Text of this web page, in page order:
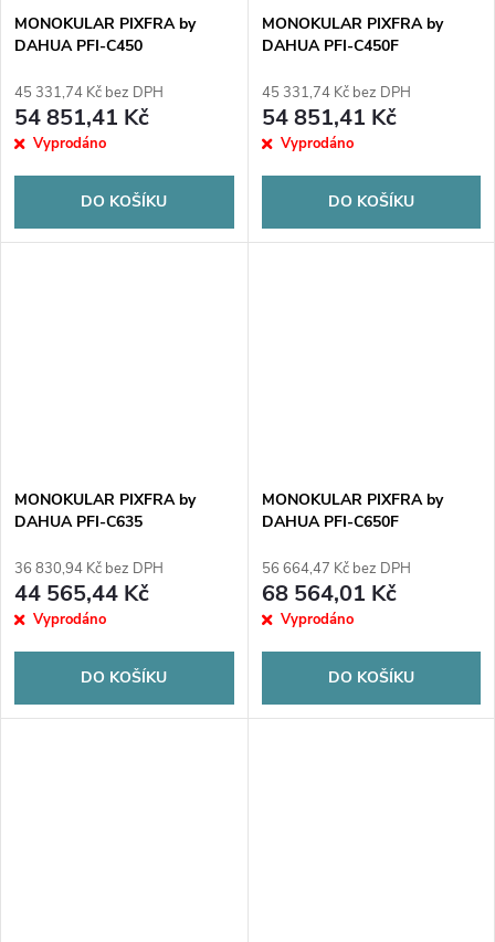
MONOKULAR PIXFRA by
DAHUA PFI-C450
45 331,74 Kč bez DPH
54 851,41 Kč
Vyprodáno
DO KOŠÍKU
MONOKULAR PIXFRA by
DAHUA PFI-C450F
45 331,74 Kč bez DPH
54 851,41 Kč
Vyprodáno
DO KOŠÍKU
MONOKULAR PIXFRA by
DAHUA PFI-C635
36 830,94 Kč bez DPH
44 565,44 Kč
Vyprodáno
DO KOŠÍKU
MONOKULAR PIXFRA by
DAHUA PFI-C650F
56 664,47 Kč bez DPH
68 564,01 Kč
Vyprodáno
DO KOŠÍKU